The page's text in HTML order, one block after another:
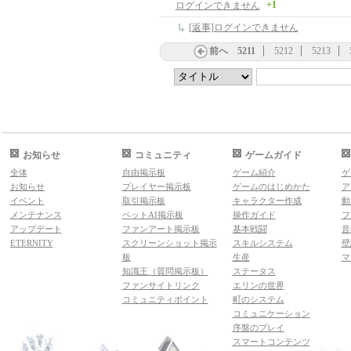
ログインできません +1
[返事]ログインできません
前へ 5211 5212 5213
お知らせ
全体
お知らせ
イベント
メンテナンス
アップデート
ETERNITY
コミュニティ
自由掲示板
プレイヤー掲示板
取引掲示板
ペットAI掲示板
ファンアート掲示板
スクリーンショット掲示
板
知識王（質問掲示板）
ファンサイトリンク
コミュニティポイント
ゲームガイド
ゲーム紹介
ゲームのはじめかた
キャラクター作成
操作ガイド
基本戦闘
スキルシステム
生産
ステータス
エリンの世界
町のシステム
コミュニケーション
序盤のプレイ
スマートコンテンツ